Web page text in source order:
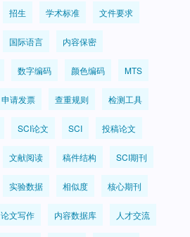
招生 学术标准 文件要求
国际语言 内容保密
数字编码 颜色编码 MTS
申请发票 查重规则 检测工具
SCI论文 SCI 投稿论文
文献阅读 稿件结构 SCI期刊
实验数据 相似度 核心期刊
论文写作 内容数据库 人才交流